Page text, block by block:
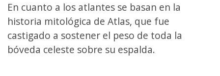
En cuanto a los atlantes se basan en la
historia mitológica de Atlas, que fue
castigado a sostener el peso de toda la
bóveda celeste sobre su espalda.